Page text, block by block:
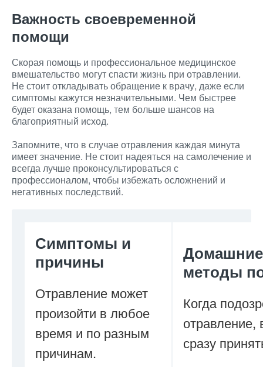
Важность своевременной
помощи
Скорая помощь и профессиональное медицинское
вмешательство могут спасти жизнь при отравлении.
Не стоит откладывать обращение к врачу, даже если
симптомы кажутся незначительными. Чем быстрее
будет оказана помощь, тем больше шансов на
благоприятный исход.
Запомните, что в случае отравления каждая минута
имеет значение. Не стоит надеяться на самолечение и
всегда лучше проконсультироваться с
профессионалом, чтобы избежать осложнений и
негативных последствий.
Симптомы и
причины
Отравление может
произойти в любое
время и по разным
причинам.
Домашние
методы
Когда
отравление,
сразу